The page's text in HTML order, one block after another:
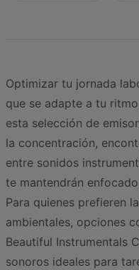
Optimizar tu jornada
que se adapte a tu
esta selección de
la concentración,
entre sonidos
te mantendrán
Para quienes prefieren
ambientales, opciones
Beautiful Instrumentals
sonoros ideales para